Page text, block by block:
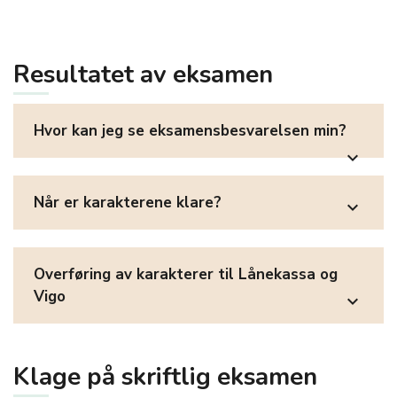
Resultatet av eksamen
Hvor kan jeg se eksamensbesvarelsen min?
expand_more
Når er karakterene klare? expand_more
Overføring av karakterer til Lånekassa og
Vigo
expand_more
Klage på skriftlig eksamen